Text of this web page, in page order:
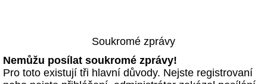
Soukromé zprávy
Nemůžu posílat soukromé zprávy!
Pro toto existují tři hlavní důvody. Nejste registrovaní